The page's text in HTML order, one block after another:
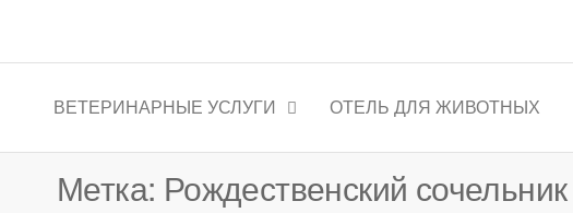
Ветеринарная клиника "Центр"
ВЕТЕРИНАРНЫЕ УСЛУГИ ОТЕЛЬ ДЛЯ ЖИВОТНЫХ
Метка: Рождественский сочельник